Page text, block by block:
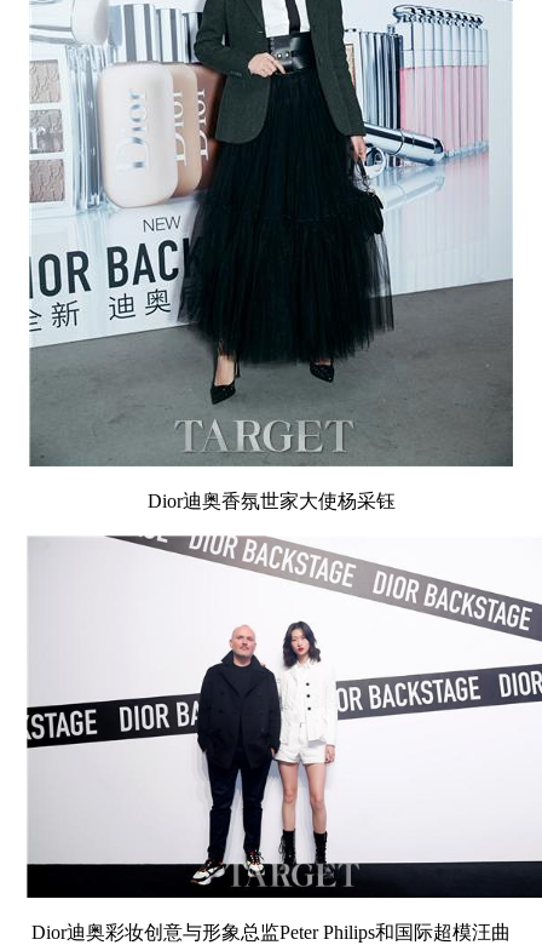
Dior迪奥香氛世家大使杨采钰
Dior迪奥彩妆创意与形象总监Peter Philips和国际超模汪曲